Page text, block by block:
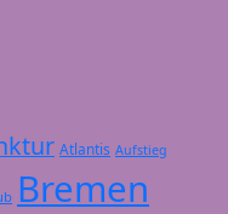
Atlantis Aufstieg
Bremen